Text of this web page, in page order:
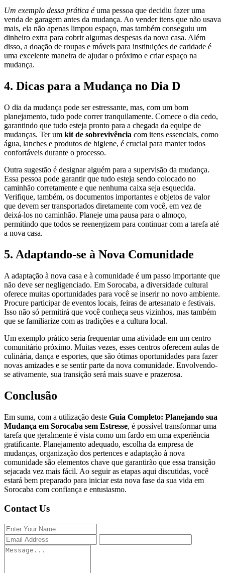
Um exemplo dessa prática éuma pessoa que decidiu fazer uma
venda de garagem antes da mudança. Ao vender itens que não usava
mais, ela não apenas limpou espaço, mas também conseguiu um
dinheiro extra para cobrir algumas despesas da nova casa. Além
disso, a doação de roupas e móveis para instituições de caridade é
uma excelente maneira de ajudar o próximo e criar espaço na
mudança.
4. Dicas para a Mudança no Dia D
O dia da mudança pode ser estressante, mas, com um bom
planejamento, tudo pode correr tranquilamente. Comece o dia cedo,
garantindo que tudo esteja pronto para a chegada da equipe de
mudanças. Ter um kit de sobrevivência com itens essenciais, como
água, lanches e produtos de higiene, é crucial para manter todos
confortáveis durante o processo.
Outra sugestão é designar alguém para a supervisão da mudança.
Essa pessoa pode garantir que tudo esteja sendo colocado no
caminhão corretamente e que nenhuma caixa seja esquecida.
Verifique, também, os documentos importantes e objetos de valor
que devem ser transportados diretamente com você, em vez de
deixá-los no caminhão. Planeje uma pausa para o almoço,
permitindo que todos se reenergizem para continuar com a tarefa até
a nova casa.
5. Adaptando-se à Nova Comunidade
A adaptação à nova casa e à comunidade é um passo importante que
não deve ser negligenciado. Em Sorocaba, a diversidade cultural
oferece muitas oportunidades para você se inserir no novo ambiente.
Procure participar de eventos locais, feiras de artesanato e festivais.
Isso não só permitirá que você conheça seus vizinhos, mas também
que se familiarize com as tradições e a cultura local.
Um exemplo prático seria frequentar uma atividade em um centro
comunitário próximo. Muitas vezes, esses centros oferecem aulas de
culinária, dança e esportes, que são ótimas oportunidades para fazer
novas amizades e se sentir parte da nova comunidade. Envolvendo-
se ativamente, sua transição será mais suave e prazerosa.
Conclusão
Em suma, com a utilização deste Guia Completo: Planejando sua
Mudança em Sorocaba sem Estresse, é possível transformar uma
tarefa que geralmente é vista como um fardo em uma experiência
gratificante. Planejamento adequado, escolha da empresa de
mudanças, organização dos pertences e adaptação à nova
comunidade são elementos chave que garantirão que essa transição
sejacada vez mais fácil. Ao seguir as etapas aqui discutidas, você
estará bem preparado para iniciar esta nova fase da sua vida em
Sorocaba com confiança e entusiasmo.
Contact Us